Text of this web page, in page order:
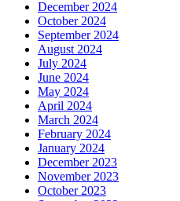
December 2024
October 2024
September 2024
August 2024
July 2024
June 2024
May 2024
April 2024
March 2024
February 2024
January 2024
December 2023
November 2023
October 2023